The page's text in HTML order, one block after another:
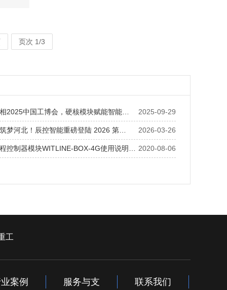
页次 1/3
2025-09-29
2025中国工博会，硬核模块赋能智能…
2026-03-26
梦河北！辰控智能重磅登陆 2026 第…
2020-08-06
控制器模块WITLINE-BOX-4G使用说明…
工
案例 服务与支 联系我们